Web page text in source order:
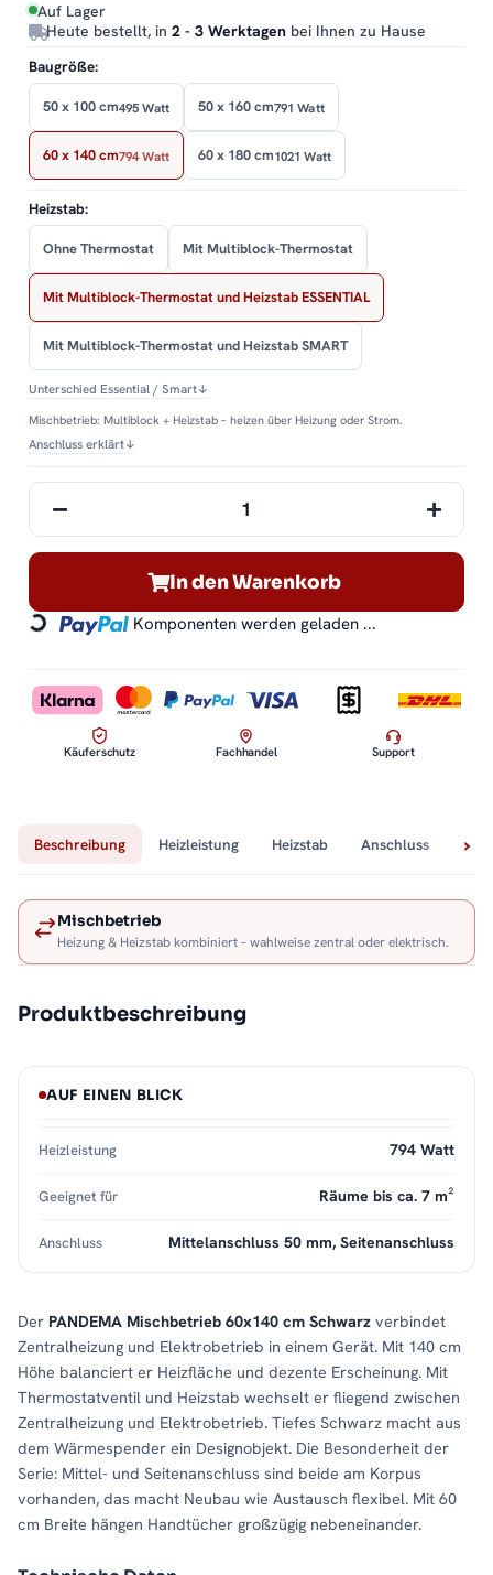
Auf Lager
Heute bestellt, in 2 - 3 Werktagen bei Ihnen zu Hause
Baugröße:
50 x 100 cm495 Watt 50 x 160 cm791 Watt
60 x 140 cm794 Watt 60 x 180 cm1021 Watt
Heizstab:
Ohne Thermostat Mit Multiblock-Thermostat
Mit Multiblock-Thermostat und Heizstab ESSENTIAL
Mit Multiblock-Thermostat und Heizstab SMART
Unterschied Essential / Smart↓
Mischbetrieb: Multiblock + Heizstab – heizen über Heizung oder Strom.
Anschluss erklärt↓
In den Warenkorb
Loading... Komponenten werden geladen ...
Käuferschutz Fachhandel Support
Beschreibung Heizleistung Heizstab Anschluss
Mischbetrieb
Heizung & Heizstab kombiniert – wahlweise zentral oder elektrisch.
Produktbeschreibung
Der PANDEMA Mischbetrieb 60x140 cm Schwarz verbindet
Zentralheizung und Elektrobetrieb in einem Gerät. Mit 140 cm
Höhe balanciert er Heizfläche und dezente Erscheinung. Mit
Thermostatventil und Heizstab wechselt er fliegend zwischen
Zentralheizung und Elektrobetrieb. Tiefes Schwarz macht aus
dem Wärmespender ein Designobjekt. Die Besonderheit der
Serie: Mittel- und Seitenanschluss sind beide am Korpus
vorhanden, das macht Neubau wie Austausch flexibel. Mit 60
cm Breite hängen Handtücher großzügig nebeneinander.
AUF EINEN BLICK
Heizleistung 794 Watt
Geeignet für Räume bis ca. 7 m²
Anschluss Mittelanschluss 50 mm, Seitenanschluss